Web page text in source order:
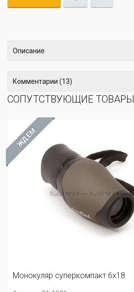
Описание
Комментарии (13)
СОПУТСТВУЮЩИЕ ТОВАРЫ
6x18